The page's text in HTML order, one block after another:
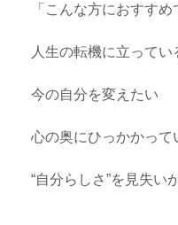
「こんな方におすすめ
人生の転機に立ってい
今の自分を変えたい
心の奥にひっかかって
“自分らしさ”を見失い